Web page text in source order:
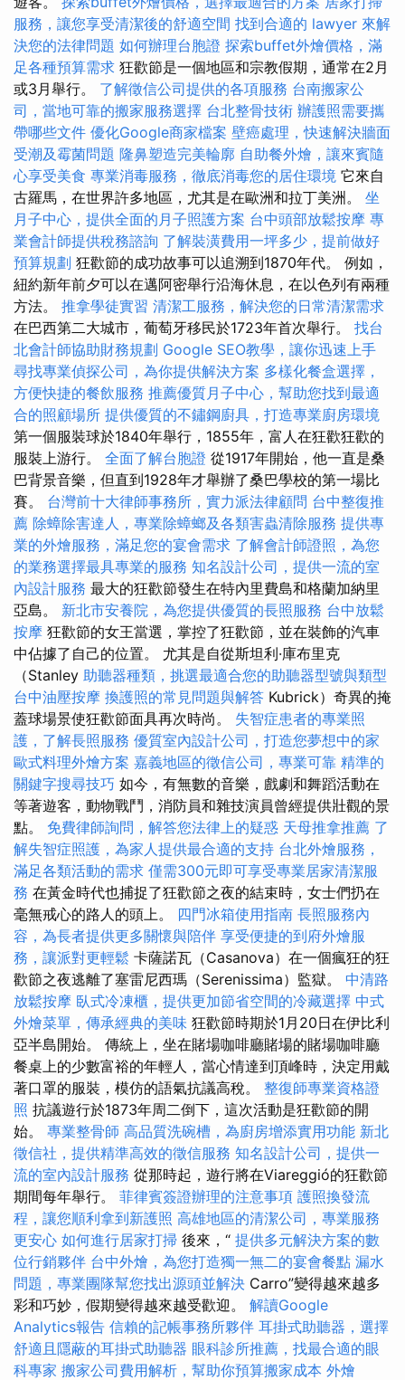
服務，讓您享受清潔後的舒適空間 找到合適的 lawyer 來解
決您的法律問題 如何辦理台胞證 探索buffet外燴價格，滿
足各種預算需求 狂歡節是一個地區和宗教假期，通常在2月
或3月舉行。 了解徵信公司提供的各項服務 台南搬家公
司，當地可靠的搬家服務選擇 台北整骨技術 辦護照需要攜
帶哪些文件 優化Google商家檔案 壁癌處理，快速解決牆面
受潮及霉菌問題 隆鼻塑造完美輪廓 自助餐外燴，讓來賓隨
心享受美食 專業消毒服務，徹底消毒您的居住環境 它來自
古羅馬，在世界許多地區，尤其是在歐洲和拉丁美洲。 坐
月子中心，提供全面的月子照護方案 台中頭部放鬆按摩 專
業會計師提供稅務諮詢 了解裝潢費用一坪多少，提前做好
預算規劃 狂歡節的成功故事可以追溯到1870年代。 例如，
紐約新年前夕可以在邁阿密舉行沿海休息，在以色列有兩種
方法。 推拿學徒實習 清潔工服務，解決您的日常清潔需求
在巴西第二大城市，葡萄牙移民於1723年首次舉行。 找台
北會計師協助財務規劃 Google SEO教學，讓你迅速上手
尋找專業偵探公司，為你提供解決方案 多樣化餐盒選擇，
方便快捷的餐飲服務 推薦優質月子中心，幫助您找到最適
合的照顧場所 提供優質的不鏽鋼廚具，打造專業廚房環境
第一個服裝球於1840年舉行，1855年，富人在狂歡狂歡的
服裝上游行。 全面了解台胞證 從1917年開始，他一直是桑
巴背景音樂，但直到1928年才舉辦了桑巴學校的第一場比
賽。 台灣前十大律師事務所，實力派法律顧問 台中整復推
薦 除蟑除害達人，專業除蟑螂及各類害蟲清除服務 提供專
業的外燴服務，滿足您的宴會需求 了解會計師證照，為您
的業務選擇最具專業的服務 知名設計公司，提供一流的室
內設計服務 最大的狂歡節發生在特內里費島和格蘭加納里
亞島。 新北市安養院，為您提供優質的長照服務 台中放鬆
按摩 狂歡節的女王當選，掌控了狂歡節，並在裝飾的汽車
中佔據了自己的位置。 尤其是自從斯坦利·庫布里克
（Stanley 助聽器種類，挑選最適合您的助聽器型號與類型
台中油壓按摩 換護照的常見問題與解答 Kubrick）奇異的掩
蓋球場景使狂歡節面具再次時尚。 失智症患者的專業照
護，了解長照服務 優質室內設計公司，打造您夢想中的家
歐式料理外燴方案 嘉義地區的徵信公司，專業可靠 精準的
關鍵字搜尋技巧 如今，有無數的音樂，戲劇和舞蹈活動在
等著遊客，動物戰鬥，消防員和雜技演員曾經提供壯觀的景
點。 免費律師詢問，解答您法律上的疑惑 天母推拿推薦 了
解失智症照護，為家人提供最合適的支持 台北外燴服務，
滿足各類活動的需求 僅需300元即可享受專業居家清潔服
務 在黃金時代也捕捉了狂歡節之夜的結束時，女士們扔在
毫無戒心的路人的頭上。 四門冰箱使用指南 長照服務內
容，為長者提供更多關懷與陪伴 享受便捷的到府外燴服
務，讓派對更輕鬆 卡薩諾瓦（Casanova）在一個瘋狂的狂
歡節之夜逃離了塞雷尼西瑪（Serenissima）監獄。 中清路
放鬆按摩 臥式冷凍櫃，提供更加節省空間的冷藏選擇 中式
外燴菜單，傳承經典的美味 狂歡節時期於1月20日在伊比利
亞半島開始。 傳統上，坐在賭場咖啡廳賭場的賭場咖啡廳
餐桌上的少數富裕的年輕人，當心情達到頂峰時，決定用戴
著口罩的服裝，模仿的語氣抗議高稅。 整復師專業資格證
照 抗議遊行於1873年周二倒下，這次活動是狂歡節的開
始。 專業整骨師 高品質洗碗槽，為廚房增添實用功能 新北
徵信社，提供精準高效的徵信服務 知名設計公司，提供一
流的室內設計服務 從那時起，遊行將在Viareggió的狂歡節
期間每年舉行。 菲律賓簽證辦理的注意事項 護照換發流
程，讓您順利拿到新護照 高雄地區的清潔公司，專業服務
更安心 如何進行居家打掃 後來，“ 提供多元解決方案的數
位行銷夥伴 台中外燴，為您打造獨一無二的宴會餐點 漏水
問題，專業團隊幫您找出源頭並解決 Carro”變得越來越多
彩和巧妙，假期變得越來越受歡迎。 解讀Google
Analytics報告 信賴的記帳事務所夥伴 耳掛式助聽器，選擇
舒適且隱蔽的耳掛式助聽器 眼科診所推薦，找最合適的眼
科專家 搬家公司費用解析，幫助你預算搬家成本 外燴